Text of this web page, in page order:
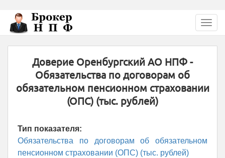
Перейти
основному
содержанию
Доверие Оренбургский АО НПФ -
Обязательства по договорам об
обязательном пенсионном страховании
(ОПС) (тыс. рублей)
Тип показателя:
Обязательства по договорам об обязательном
пенсионном страховании (ОПС) (тыс. рублей)